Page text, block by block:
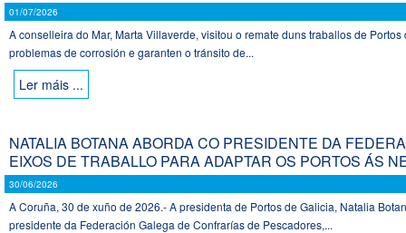
01/07/2026
A conselleira do Mar, Marta Villaverde, visitou o remate duns traballos de
problemas de corrosión e garanten o tránsito de...
Ler máis ...
NATALIA BOTANA ABORDA CO PRESIDENTE DA
EIXOS DE TRABALLO PARA ADAPTAR OS PORTOS ÁS
30/06/2026
A Coruña, 30 de xuño de 2026.- A presidenta de Portos de Galicia, Natalia
presidente da Federación Galega de Confrarías de Pescadores,...